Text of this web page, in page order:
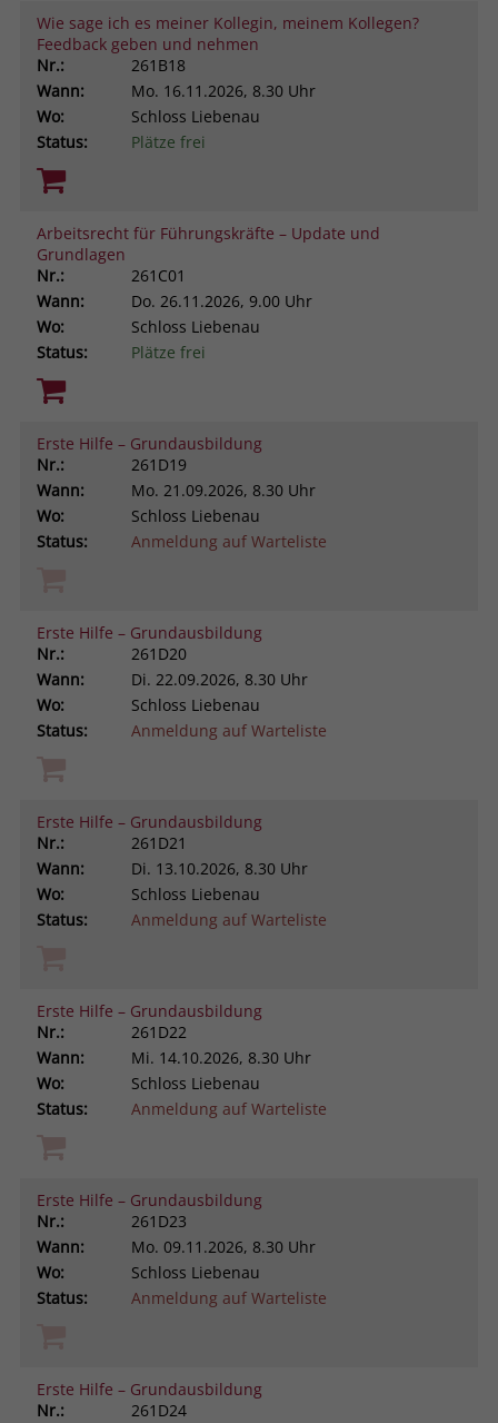
Wie sage ich es meiner Kollegin, meinem Kollegen?
Feedback geben und nehmen
Nr.:
261B18
Wann:
Mo. 16.11.2026, 8.30 Uhr
Wo:
Schloss Liebenau
Status:
Plätze frei
Arbeitsrecht für Führungskräfte – Update und
Grundlagen
Nr.:
261C01
Wann:
Do. 26.11.2026, 9.00 Uhr
Wo:
Schloss Liebenau
Status:
Plätze frei
Erste Hilfe – Grundausbildung
Nr.:
261D19
Wann:
Mo. 21.09.2026, 8.30 Uhr
Wo:
Schloss Liebenau
Status:
Anmeldung auf Warteliste
Erste Hilfe – Grundausbildung
Nr.:
261D20
Wann:
Di. 22.09.2026, 8.30 Uhr
Wo:
Schloss Liebenau
Status:
Anmeldung auf Warteliste
Erste Hilfe – Grundausbildung
Nr.:
261D21
Wann:
Di. 13.10.2026, 8.30 Uhr
Wo:
Schloss Liebenau
Status:
Anmeldung auf Warteliste
Erste Hilfe – Grundausbildung
Nr.:
261D22
Wann:
Mi. 14.10.2026, 8.30 Uhr
Wo:
Schloss Liebenau
Status:
Anmeldung auf Warteliste
Erste Hilfe – Grundausbildung
Nr.:
261D23
Wann:
Mo. 09.11.2026, 8.30 Uhr
Wo:
Schloss Liebenau
Status:
Anmeldung auf Warteliste
Erste Hilfe – Grundausbildung
Nr.:
261D24